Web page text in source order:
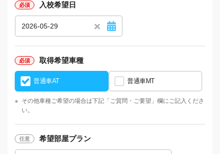
入校希望日
取得希望車種
普通車AT 普通車MT
※ その他車種ご希望の場合は下記「ご質問・ご要望」欄にご記入くださ
い。
希望部屋プラン